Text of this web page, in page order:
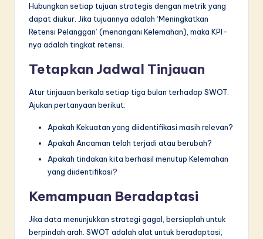
Hubungkan setiap tujuan strategis dengan metrik yang
dapat diukur. Jika tujuannya adalah ‘Meningkatkan
Retensi Pelanggan’ (menangani Kelemahan), maka KPI-
nya adalah tingkat retensi.
Tetapkan Jadwal Tinjauan
Atur tinjauan berkala setiap tiga bulan terhadap SWOT.
Ajukan pertanyaan berikut:
Apakah Kekuatan yang diidentifikasi masih relevan?
Apakah Ancaman telah terjadi atau berubah?
Apakah tindakan kita berhasil menutup Kelemahan
yang diidentifikasi?
Kemampuan Beradaptasi
Jika data menunjukkan strategi gagal, bersiaplah untuk
berpindah arah. SWOT adalah alat untuk beradaptasi,